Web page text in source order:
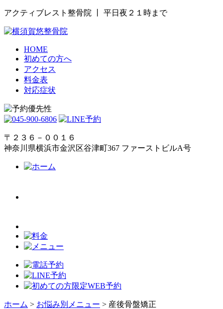
アクティブレスト整骨院 丨 平日夜２１時まで
HOME
初めての方へ
アクセス
料金表
対応症状
〒２３６－００１６
神奈川県横浜市金沢区谷津町367 ファーストビルA号
ホーム > お悩み別メニュー > 産後骨盤矯正